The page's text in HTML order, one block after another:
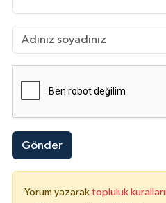
Gönder
Yorum yazarak topluluk